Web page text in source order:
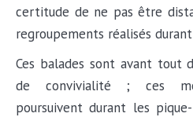
certitude de ne pas être
regroupements réalisés
Ces balades sont avant tout
de convivialité ; ces
poursuivent durant les